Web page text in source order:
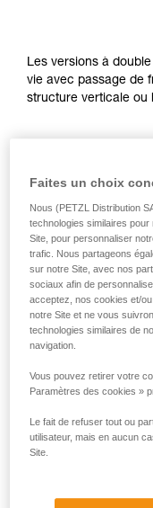
Les versions à
vie avec passage de
structure verticale ou
Faites un choix
Nous (PETZL Distribution
technologies similaires
Site, pour personnaliser
trafic. Nous partageons
sur notre Site, avec nos
sociaux afin de
acceptez, nos cookies et/
notre Site et ne vous
technologies similaires de
navigation.
Vous pouvez retirer votre
Paramètres des cookies »
Le fait de refuser tout ou
utilisateur, mais en aucun
Site.